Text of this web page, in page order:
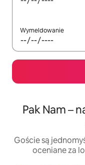
Wymeldowanie
Pak Nam –
Goście są
oceniane za